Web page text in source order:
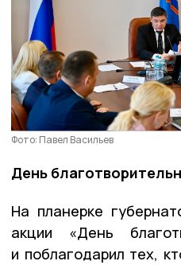
Фото: Павел Васильев
День
На планерке
акции «День
и поблагодарил тех,